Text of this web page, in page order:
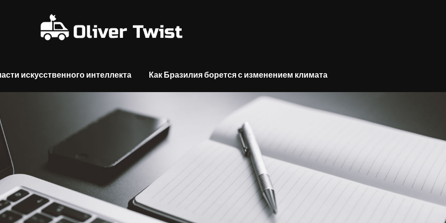
искусственного интеллекта Как Бразилия борется с изменением климата